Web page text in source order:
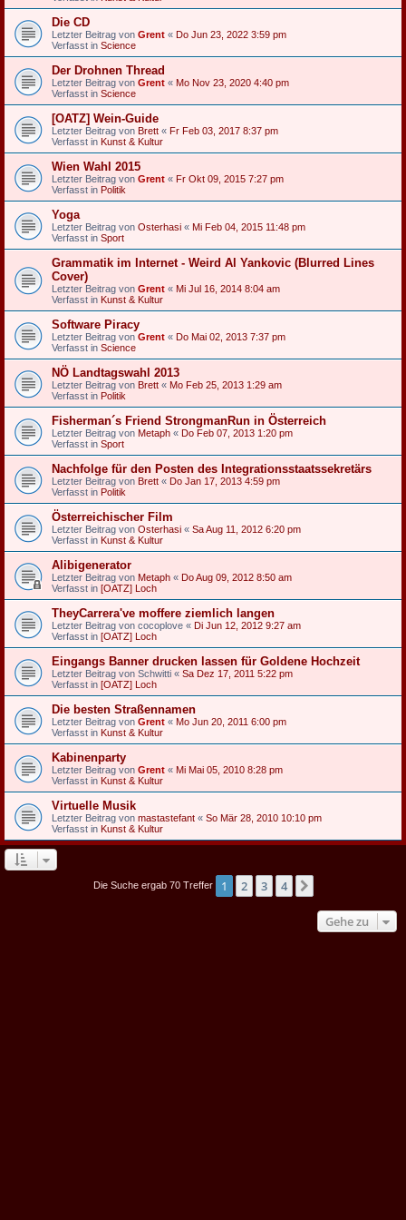
Die CD
Letzter Beitrag von Grent « Do Jun 23, 2022 3:59 pm
Verfasst in Science
Der Drohnen Thread
Letzter Beitrag von Grent « Mo Nov 23, 2020 4:40 pm
Verfasst in Science
[OATZ] Wein-Guide
Letzter Beitrag von Brett « Fr Feb 03, 2017 8:37 pm
Verfasst in Kunst & Kultur
Wien Wahl 2015
Letzter Beitrag von Grent « Fr Okt 09, 2015 7:27 pm
Verfasst in Politik
Yoga
Letzter Beitrag von Osterhasi « Mi Feb 04, 2015 11:48 pm
Verfasst in Sport
Grammatik im Internet - Weird Al Yankovic (Blurred Lines
Cover)
Letzter Beitrag von Grent « Mi Jul 16, 2014 8:04 am
Verfasst in Kunst & Kultur
Software Piracy
Letzter Beitrag von Grent « Do Mai 02, 2013 7:37 pm
Verfasst in Science
NÖ Landtagswahl 2013
Letzter Beitrag von Brett « Mo Feb 25, 2013 1:29 am
Verfasst in Politik
Fisherman´s Friend StrongmanRun in Österreich
Letzter Beitrag von Metaph « Do Feb 07, 2013 1:20 pm
Verfasst in Sport
Nachfolge für den Posten des Integrationsstaatssekretärs
Letzter Beitrag von Brett « Do Jan 17, 2013 4:59 pm
Verfasst in Politik
Österreichischer Film
Letzter Beitrag von Osterhasi « Sa Aug 11, 2012 6:20 pm
Verfasst in Kunst & Kultur
Alibigenerator
Letzter Beitrag von Metaph « Do Aug 09, 2012 8:50 am
Verfasst in [OATZ] Loch
TheyCarrera've moffere ziemlich langen
Letzter Beitrag von cocoplove « Di Jun 12, 2012 9:27 am
Verfasst in [OATZ] Loch
Eingangs Banner drucken lassen für Goldene Hochzeit
Letzter Beitrag von Schwitti « Sa Dez 17, 2011 5:22 pm
Verfasst in [OATZ] Loch
Die besten Straßennamen
Letzter Beitrag von Grent « Mo Jun 20, 2011 6:00 pm
Verfasst in Kunst & Kultur
Kabinenparty
Letzter Beitrag von Grent « Mi Mai 05, 2010 8:28 pm
Verfasst in Kunst & Kultur
Virtuelle Musik
Letzter Beitrag von mastastefant « So Mär 28, 2010 10:10 pm
Verfasst in Kunst & Kultur
Die Suche ergab 70 Treffer 1 2 3 4
Gehe zu